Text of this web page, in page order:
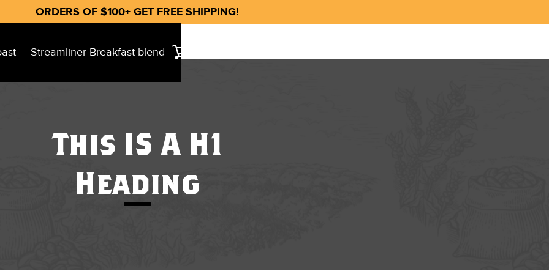
ORDERS OF $100+ GET FREE SHIPPING!
Streamliner Breakfast blend
This IS A H1
Heading